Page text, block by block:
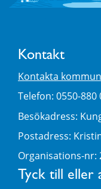
Kontakt
Kontakta
Telefon: 0550-880
Besökadress:
Postadress:
Organisations-nr:
Tyck till eller